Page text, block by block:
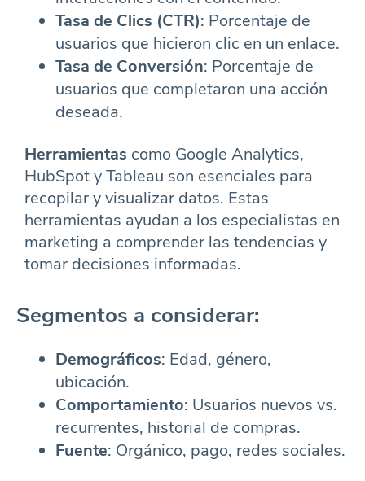
Tasa de Clics (CTR): Porcentaje de
usuarios que hicieron clic en un enlace.
Tasa de Conversión: Porcentaje de
usuarios que completaron una acción
deseada.
Herramientas como Google Analytics,
HubSpot y Tableau son esenciales para
recopilar y visualizar datos. Estas
herramientas ayudan a los especialistas en
marketing a comprender las tendencias y
tomar decisiones informadas.
Segmentos a considerar:
Demográficos: Edad, género,
ubicación.
Comportamiento: Usuarios nuevos vs.
recurrentes, historial de compras.
Fuente: Orgánico, pago, redes sociales.